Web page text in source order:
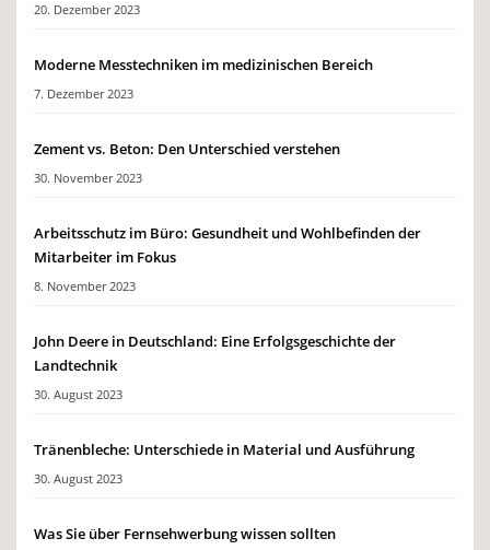
20. Dezember 2023
Moderne Messtechniken im medizinischen Bereich
7. Dezember 2023
Zement vs. Beton: Den Unterschied verstehen
30. November 2023
Arbeitsschutz im Büro: Gesundheit und Wohlbefinden der
Mitarbeiter im Fokus
8. November 2023
John Deere in Deutschland: Eine Erfolgsgeschichte der
Landtechnik
30. August 2023
Tränenbleche: Unterschiede in Material und Ausführung
30. August 2023
Was Sie über Fernsehwerbung wissen sollten